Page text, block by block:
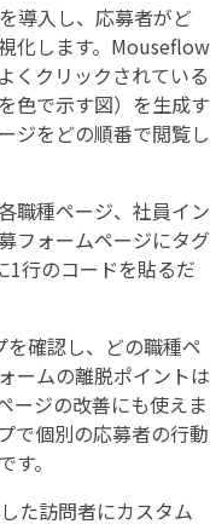
導入し、応募者がど
化します。Mouseflow
くクリックされている
色で示す図）を生成す
ジをどの順番で閲覧し
職種ページ、社員イン
フォームページにタグ
1行のコードを貼るだ
確認し、どの職種ペ
ームの離脱ポイントは
ージの改善にも使えま
で個別の応募者の行動
。
た訪問者にカスタム